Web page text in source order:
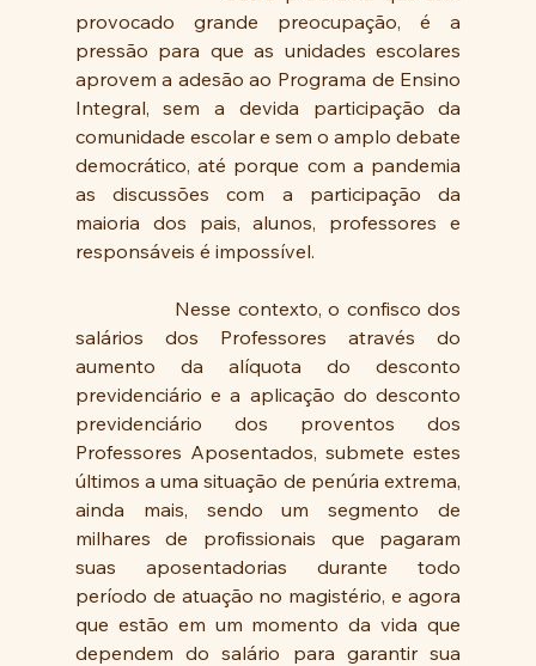
provocado grande preocupação, é a
pressão para que as unidades escolares
aprovem a adesão ao Programa de Ensino
Integral, sem a devida participação da
comunidade escolar e sem o amplo debate
democrático, até porque com a pandemia
as discussões com a participação da
maioria dos pais, alunos, professores e
responsáveis é impossível.
salários dos Professores através do
aumento da alíquota do desconto
previdenciário e a aplicação do desconto
previdenciário dos proventos dos
Professores Aposentados, submete estes
últimos a uma situação de penúria extrema,
ainda mais, sendo um segmento de
milhares de profissionais que pagaram
suas aposentadorias durante todo
período de atuação no magistério, e agora
que estão em um momento da vida que
dependem do salário para garantir sua